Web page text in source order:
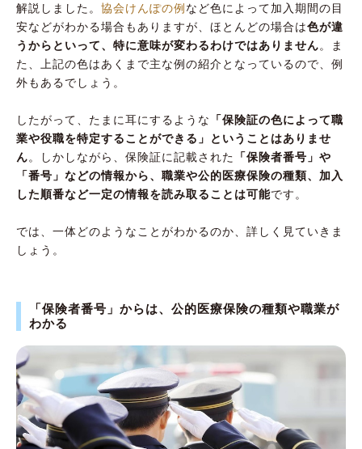
解説しました。 協会けんぽの例 など色によって加入期間の目
安などがわかる場合もありますが、ほとんどの場合は色が違
うからといって、特に意味が変わるわけではありません。ま
た、上記の色はあくまで主な例の紹介となっているので、例
外もあるでしょう。
したがって、たまに耳にするような
「保険証の色によって職
業や役職を特定することができる」ということはありませ
ん。しかしながら、保険証に記載された
「保険者番号」や
「番号」などの情報から、職業や公的医療保険の種類、加入
した順番など一定の情報を読み取ることは可能です。
では、一体どのようなことがわかるのか、詳しく見ていきま
しょう。
「保険者番号」からは、公的医療保険の種類や職業が
わかる